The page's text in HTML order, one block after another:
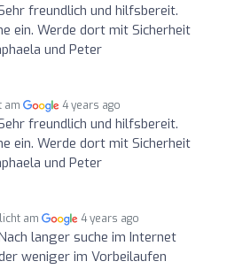
freundlich und hilfsbereit.
ein. Werde dort mit Sicherheit
und Peter
am 4 years ago
freundlich und hilfsbereit.
ein. Werde dort mit Sicherheit
und Peter
am 4 years ago
langer suche im Internet
weniger im Vorbeilaufen